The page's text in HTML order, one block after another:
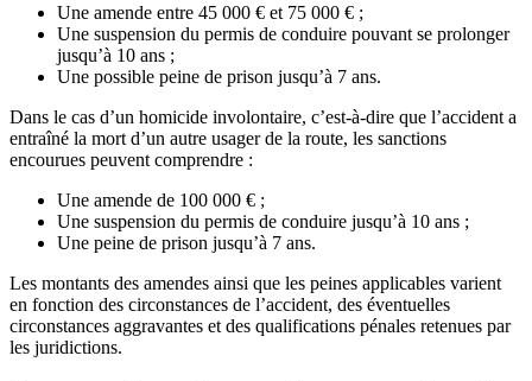
Une amende entre 45 000 € et 75 000 € ;
Une suspension du permis de conduire pouvant se prolonger
jusqu’à 10 ans ;
Une possible peine de prison jusqu’à 7 ans.
Dans le cas d’un homicide involontaire, c’est-à-dire que l’accident a
entraîné la mort d’un autre usager de la route, les sanctions
encourues peuvent comprendre :
Une amende de 100 000 € ;
Une suspension du permis de conduire jusqu’à 10 ans ;
Une peine de prison jusqu’à 7 ans.
Les montants des amendes ainsi que les peines applicables varient
en fonction des circonstances de l’accident, des éventuelles
circonstances aggravantes et des qualifications pénales retenues par
les juridictions.